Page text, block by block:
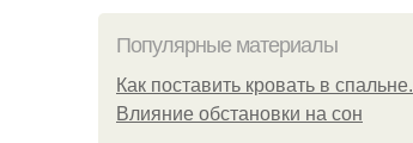
Популярные материалы
Как поставить кровать в спальне.
Влияние обстановки на сон